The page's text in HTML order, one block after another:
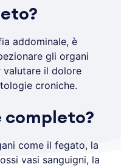
addominale, è
gli organi
valutare il dolore
croniche.
completo?
come il fegato, la
vasi sanguigni, la